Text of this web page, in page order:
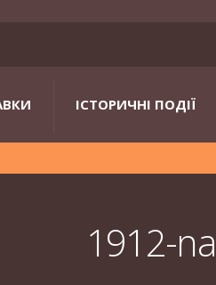
ІСТОРИЧНІ ПОДІЇ
1912-